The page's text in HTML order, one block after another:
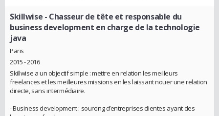
Skillwise - Chasseur de tête et responsable du
business development en charge de la technologie
java
Paris
2015 - 2016
Skillwise a un objectif simple : mettre en relation les meilleurs
freelances et les meilleures missions en les laissant nouer une relation
directe, sans intermédiaire.
- Business development : sourcing d’entreprises clientes ayant des